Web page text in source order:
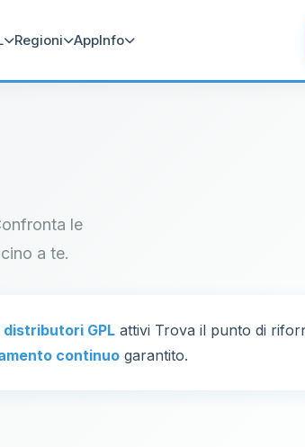
Regioni AppInfo
le
a te.
distributori GPL attivi Trova il punto di
continuo garantito.